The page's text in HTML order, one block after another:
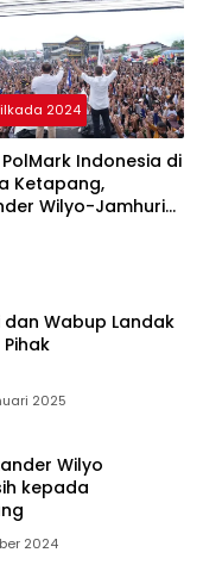
2024
PolMark Indonesia di
Ketapang,
Wilyo-Jamhuri
Wabup Landak
2025
Wilyo
kepada
2024